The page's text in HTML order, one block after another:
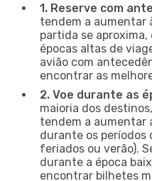
1. Reserve com
tendem a aumentar
partida se
épocas altas de
avião com
encontrar as
2. Voe durante as
maioria dos
tendem a aumentar
durante os períodos
feriados ou verão).
durante a época
encontrar bilhetes